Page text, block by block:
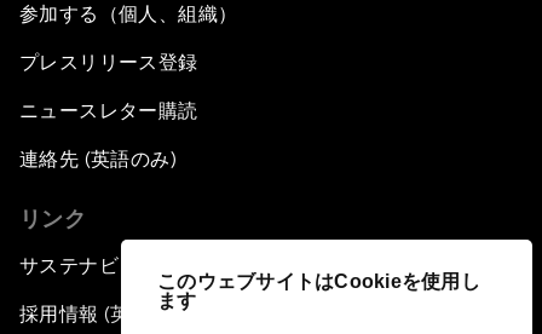
このウェブサイトはCookieを使用し
ます
参加する（個人、組織）
プレスリリース登録
ニュースレター購読
連絡先 (英語のみ)
リンク
サステナビリティへの取り組み
採用情報 (英語のみ)